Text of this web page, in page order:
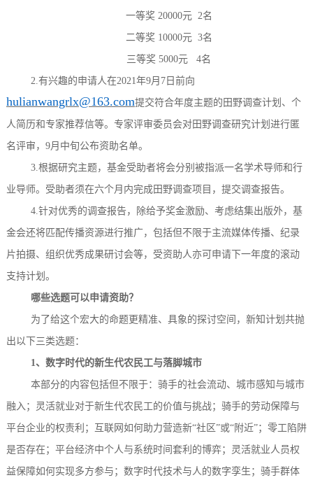
一等奖 20000元 2名
二等奖 10000元 3名
三等奖 5000元 4名
2.有兴趣的申请人在2021年9月7日前向
hulianwangrlx@163.com提交符合年度主题的田野调查计划、个
人简历和专家推荐信等。专家评审委员会对田野调查研究计划进行匿
名评审， 9月中旬公布资助名单。
3.根据研究主题，基金受助者将会分别被指派一名学术导师和行
业导师。受助者须在六个月内完成田野调查项目，提交调查报告。
4.针对优秀的调查报告， 除给予奖金激励、考虑结集出版外，基
金会还将匹配传播资源进行推广，包括但不限于主流媒体传播、纪录
片拍摄、组织优秀成果研讨会等，受资助人亦可申请下一年度的滚动
支持计划。
哪些选题可以申请资助？
为了给这个宏大的命题更精准、具象的探讨空间，新知计划共抛
出以下三类选题 ：
1、数字时代的新生代农民工与落脚城市
本部分的内容包括但不限于：骑手的社会流动、城市感知与城市
融入；灵活就业对于新生代农民工的价值与挑战；骑手的劳动保障与
平台企业的权责利；互联网如何助力营造新“社区”或“附近”；零工陷阱
是否存在；平台经济中个人与系统时间套利的博弈；灵活就业人员权
益保障如何实现多方参与；数字时代技术与人的数字孪生；骑手群体